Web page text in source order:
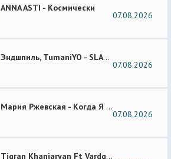
ANNA ASTI - Космически
07.08.2026
Эндшпиль, TumaniYO - SLANG
07.08.2026
Мария Ржевская - Когда Я Стану Кошкой (Future Garage Remix)
07.08.2026
Tigran Khanjaryan Ft Vardges - Pap Jan